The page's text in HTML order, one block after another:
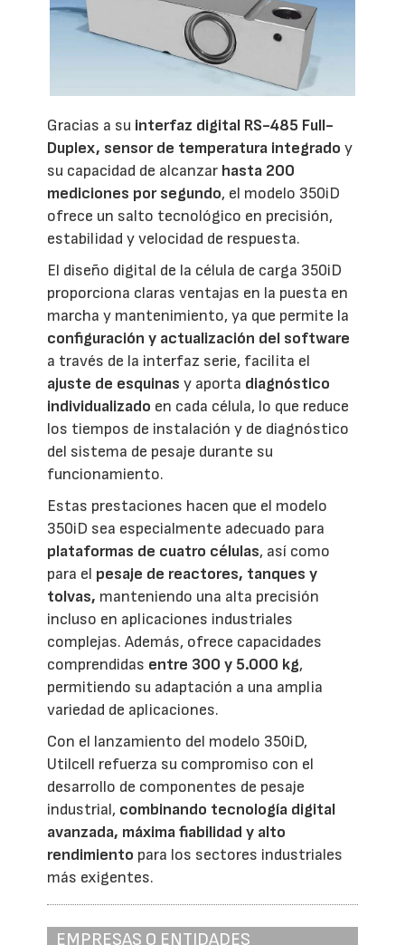
Gracias a su interfaz digital RS-485 Full-
Duplex, sensor de temperatura integradoy
su capacidad de alcanzar hasta 200
mediciones por segundo, el modelo 350iD
ofrece un salto tecnológico en precisión,
estabilidad y velocidad de respuesta.
El diseño digital de la célula de carga 350iD
proporciona claras ventajas en la puesta en
marcha y mantenimiento, ya que permite la
configuración y actualización del software
a través de la interfaz serie, facilita el
ajuste de esquinas y aporta diagnóstico
individualizado en cada célula, lo que reduce
los tiempos de instalación y de diagnóstico
del sistema de pesaje durante su
funcionamiento.
Estas prestaciones hacen que el modelo
350iD sea especialmente adecuado para
plataformas de cuatro células, así como
para el pesaje de reactores, tanques y
tolvas, manteniendo una alta precisión
incluso en aplicaciones industriales
complejas. Además, ofrece capacidades
comprendidas entre 300 y 5.000 kg,
permitiendo su adaptación a una amplia
variedad de aplicaciones.
Con el lanzamiento del modelo 350iD,
Utilcell refuerza su compromiso con el
desarrollo de componentes de pesaje
industrial, combinando tecnología digital
avanzada, máxima fiabilidad y alto
rendimiento para los sectores industriales
más exigentes.
EMPRESAS O ENTIDADES